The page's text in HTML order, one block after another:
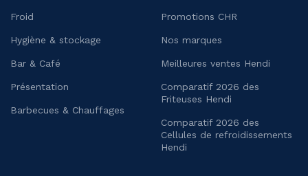
Froid
Hygiène & stockage
Bar & Café
Présentation
Barbecues & Chauffages
Promotions CHR
Nos marques
Meilleures ventes Hendi
Comparatif 2026 des
Friteuses Hendi
Comparatif 2026 des
Cellules de refroidissements
Hendi